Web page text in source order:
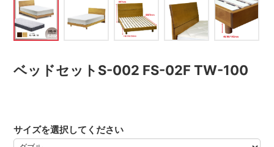
ベッドセットS-002 FS-02F TW-100
サイズを選択してください